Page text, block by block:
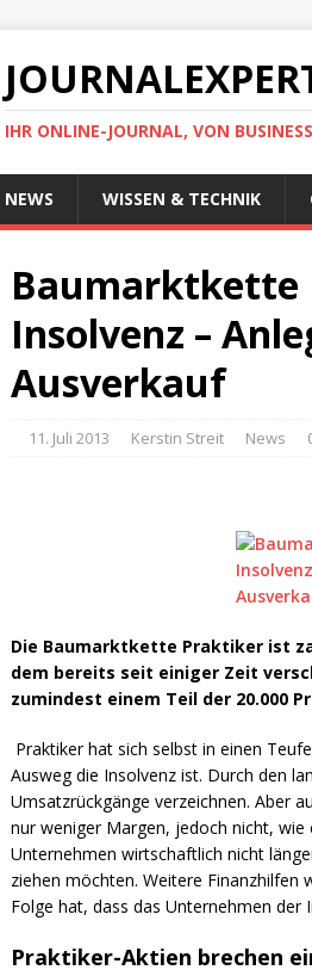
IHR ONLINE-JOURNAL, VON
NEWS WISSEN & TECHNIK
Baumarktkette
Insolvenz –
Ausverkauf
11. Juli 2013 Kerstin Streit News
Die Baumarktkette Praktiker ist
dem bereits seit einiger Zeit
zumindest einem Teil der 20.000
Praktiker hat sich selbst in einen
Ausweg die Insolvenz ist. Durch den
Umsatzrückgänge verzeichnen. Aber
nur weniger Margen, jedoch nicht,
Unternehmen wirtschaftlich nicht
ziehen möchten. Weitere Finanzhilfen
Folge hat, dass das Unternehmen der
Praktiker-Aktien brechen